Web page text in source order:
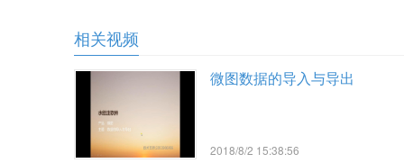
相关视频
微图数据的导入与导出
2018/8/2 15:38:56